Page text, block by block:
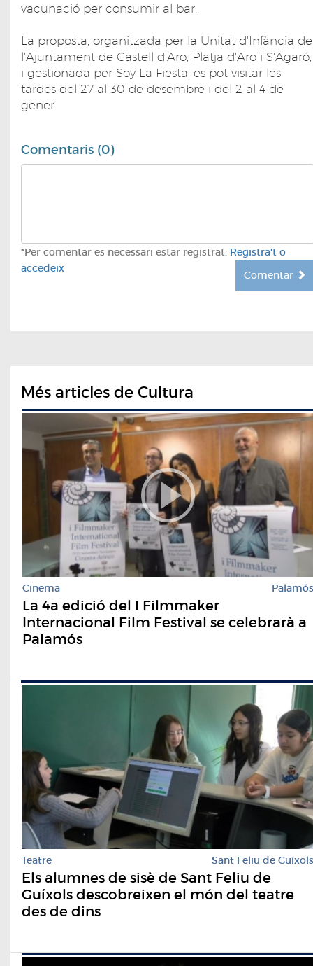
vacunació per consumir al bar.
La proposta, organitzada per la Unitat d'Infància de
l'Ajuntament de Castell d'Aro, Platja d'Aro i S'Agaró,
i gestionada per Soy La Fiesta, es pot visitar les
tardes del 27 al 30 de desembre i del 2 al 4 de
gener.
Comentaris (0)
*Per comentar es necessari estar registrat. Registra't o
accedeix
Comentar
Més articles de Cultura
Cinema Palamós
La 4a edició del I Filmmaker
Internacional Film Festival se celebrarà a
Palamós
Teatre Sant Feliu de Guíxols
Els alumnes de sisè de Sant Feliu de
Guíxols descobreixen el món del teatre
des de dins